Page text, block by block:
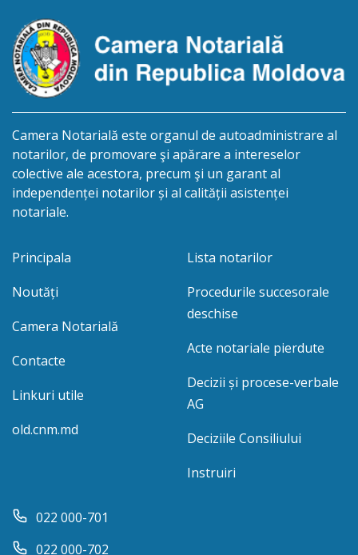
Camera Notarială este organul de autoadministrare al
notarilor, de promovare şi apărare a intereselor
colective ale acestora, precum şi un garant al
independenței notarilor și al calității asistenței
notariale.
Principala
Noutăți
Camera Notarială
Contacte
Linkuri utile
old.cnm.md
Lista notarilor
Procedurile succesorale
deschise
Acte notariale pierdute
Decizii și procese-verbale
AG
Deciziile Consiliului
Instruiri
022 000-701
022 000-702